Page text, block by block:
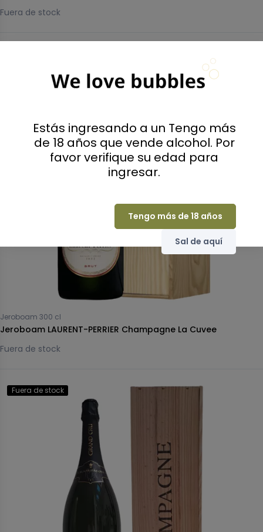
Fuera de stock
Jeroboam 300 cl
Jeroboam LAURENT-PERRIER Champagne La Cuvee
Fuera de stock
Fuera de stock
Estás ingresando a un Tengo más
de 18 años que vende alcohol. Por
favor verifique su edad para
ingresar.
Tengo más de 18 años
Sal de aquí